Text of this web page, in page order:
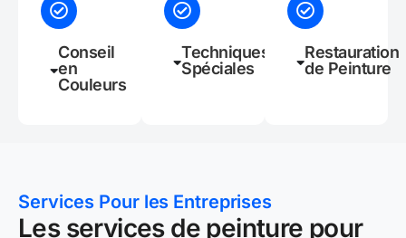
Conseil
en
Couleurs
Techniques
Spéciales
Restauration
de Peinture
Services Pour les Entreprises
Les services de peinture pour